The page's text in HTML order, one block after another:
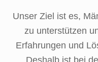
Unser Ziel ist es,
zu unterstützen
Erfahrungen und